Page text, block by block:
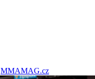
MMAMAG.cz